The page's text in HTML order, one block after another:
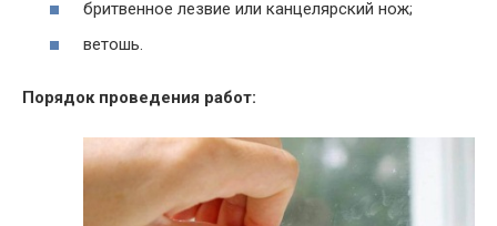
бритвенное лезвие или канцелярский нож;
ветошь.
Порядок проведения работ: